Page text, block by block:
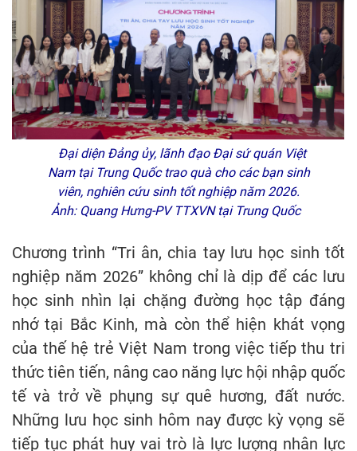
Đại diện Đảng ủy, lãnh đạo Đại sứ quán Việt
Nam tại Trung Quốc trao quà cho các bạn sinh
viên, nghiên cứu sinh tốt nghiệp năm 2026.
Ảnh: Quang Hưng-PV TTXVN tại Trung Quốc
Chương trình “Tri ân, chia tay lưu học sinh tốt
nghiệp năm 2026” không chỉ là dịp để các lưu
học sinh nhìn lại chặng đường học tập đáng
nhớ tại Bắc Kinh, mà còn thể hiện khát vọng
của thế hệ trẻ Việt Nam trong việc tiếp thu tri
thức tiên tiến, nâng cao năng lực hội nhập quốc
tế và trở về phụng sự quê hương, đất nước.
Những lưu học sinh hôm nay được kỳ vọng sẽ
tiếp tục phát huy vai trò là lực lượng nhân lực